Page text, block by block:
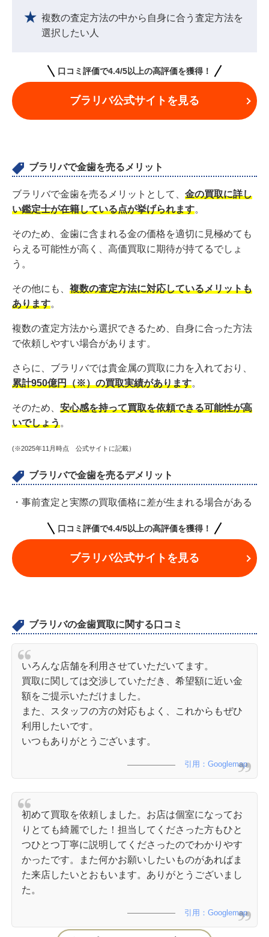
複数の査定方法の中から自身に合う査定方法を
選択したい人
口コミ評価で4.4/5以上の高評価を獲得！
ブラリバ公式サイトを見る
ブラリバで金歯を売るメリット
ブラリバで金歯を売るメリットとして、 金の買取に詳し
い鑑定士が在籍している点が挙げられます。
そのため、金歯に含まれる金の価格を適切に見極めても
らえる可能性が高く、高価買取に期待が持てるでしょ
う。
その他にも、 複数の査定方法に対応しているメリットも
あります。
複数の査定方法から選択できるため、自身に合った方法
で依頼しやすい場合があります。
さらに、ブラリバでは貴金属の買取に力を入れており、
累計950億円（※）の買取実績があります。
そのため、 安心感を持って買取を依頼できる可能性が高
いでしょう。
(※2025年11月時点 公式サイトに記載）
ブラリバで金歯を売るデメリット
・事前査定と実際の買取価格に差が生まれる場合がある
口コミ評価で4.4/5以上の高評価を獲得！
ブラリバ公式サイトを見る
ブラリバの金歯買取に関する口コミ
いろんな店舗を利用させていただいてます。
買取に関しては交渉していただき、希望額に近い金
額をご提示いただけました。
また、スタッフの方の対応もよく、これからもぜひ
利用したいです。
いつもありがとうございます。
引用：Googlemap
初めて買取を依頼しました。お店は個室になってお
りとても綺麗でした！担当してくださった方もひと
つひとつ丁寧に説明してくださったのでわかりやす
かったです。また何かお願いしたいものがあればま
た来店したいとおもいます。ありがとうございまし
た。
引用：Googlemap